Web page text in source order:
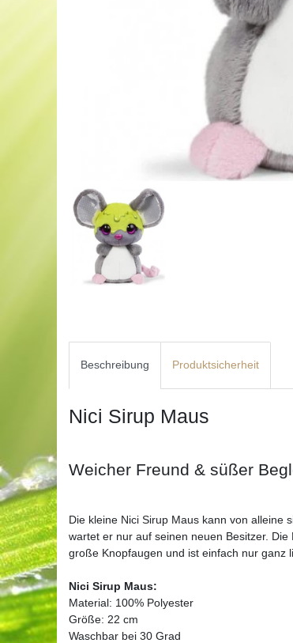
Beschreibung Produktsicherheit
Nici Sirup Maus
Weicher Freund & süßer
Die kleine Nici Sirup Maus kann von alleine
wartet er nur auf seinen neuen Besitzer.
große Knopfaugen und ist einfach nur ganz
Nici Sirup Maus:
Material: 100% Polyester
Größe: 22 cm
Waschbar bei 30 Grad